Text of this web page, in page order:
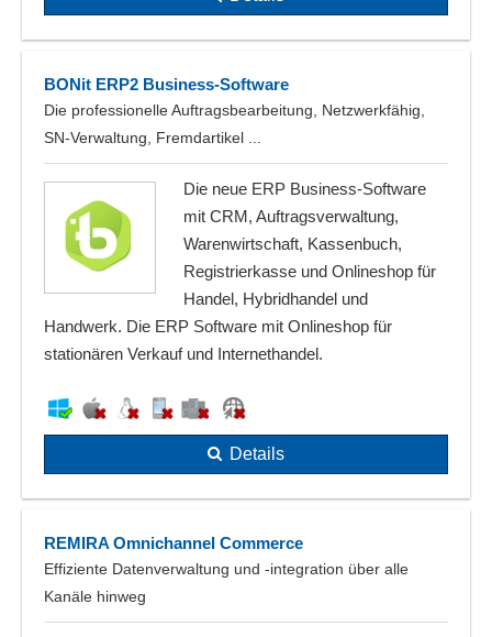
BONit ERP2 Business-Software
Die professionelle Auftragsbearbeitung, Netzwerkfähig,
SN-Verwaltung, Fremdartikel ...
Die neue ERP Business-Software
mit CRM, Auftragsverwaltung,
Warenwirtschaft, Kassenbuch,
Registrierkasse und Onlineshop für
Handel, Hybridhandel und
Handwerk. Die ERP Software mit Onlineshop für
stationären Verkauf und Internethandel.
Details
REMIRA Omnichannel Commerce
Effiziente Datenverwaltung und -integration über alle
Kanäle hinweg